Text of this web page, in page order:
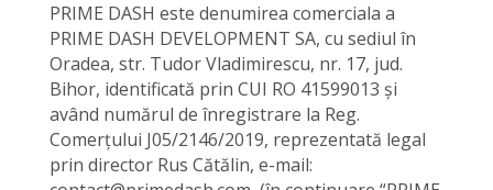
PRIME DASH este denumirea comerciala a
PRIME DASH DEVELOPMENT SA, cu sediul în
Oradea, str. Tudor Vladimirescu, nr. 17, jud.
Bihor, identificată prin CUI RO 41599013 și
având numărul de înregistrare la Reg.
Comerțului J05/2146/2019, reprezentată legal
prin director Rus Cătălin, e-mail: